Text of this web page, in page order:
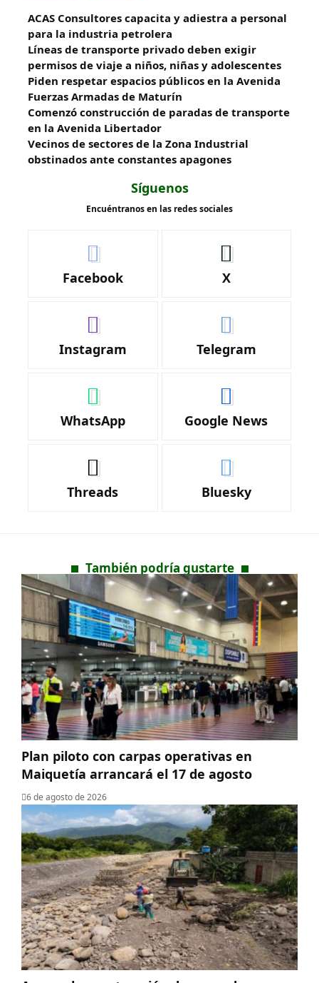
ACAS Consultores capacita y adiestra a personal
para la industria petrolera
Líneas de transporte privado deben exigir
permisos de viaje a niños, niñas y adolescentes
Piden respetar espacios públicos en la Avenida
Fuerzas Armadas de Maturín
​Comenzó construcción de paradas de transporte
en la Avenida Libertador
Vecinos de sectores de la Zona Industrial
obstinados ante constantes apagones
Síguenos
Encuéntranos en las redes sociales
Facebook X
Instagram Telegram
WhatsApp Google News
Threads Bluesky
También podría gustarte
Plan piloto con carpas operativas en
Maiquetía arrancará el 17 de agosto
6 de agosto de 2026